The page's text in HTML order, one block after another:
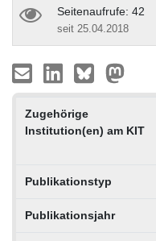
Seitenaufrufe: 42
seit 25.04.2018
Zugehörige
Institution(en) am KIT
Publikationstyp
Publikationsjahr